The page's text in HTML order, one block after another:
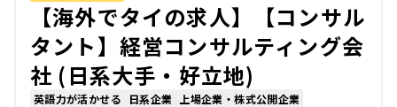
【海外でタイの求人】【コンサル
タント】経営コンサルティング会
社 (日系大手・好立地)
英語力が活かせる 日系企業
上場企業・株式公開企業